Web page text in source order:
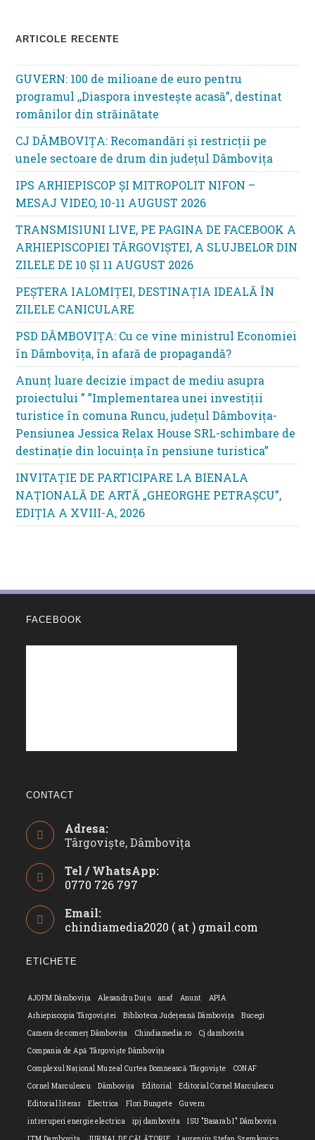
ARTICOLE RECENTE
GUVERN: 100 de milioane de euro pentru
programul ,,Diaspora investește acasă”, destinat
românilor din străinătate
CJ DÂMBOVIȚA: Recomandări și restricții pe
unele sectoare de drum din județul Dâmbovița
IPS ARHIEPISCOP ȘI MITROPOLIT NIFON –
MESAJ VIDEO, 10-11 AUGUST 2026
TRANSMISIUNI LIVE, PE PAGINA DE FACEBOOK A
ARHIEPISCOPIEI TÂRGOVIȘTEI, A SLUJBELOR DIN
ZILELE DE 10 ȘI 11 AUGUST 2026
PEȘTERA IALOMIȚEI, DESTINAȚIA IDEALĂ ÎN
ZILELE CANICULARE
PSD DÂMBOVIȚA: Cu ce vine ministrul Economiei
în Dâmbovița, în afară de propagandă?
Anunț luare decizie impact de mediu asupra
proiectului ” ”Implementarea unei investiții
turistice în comuna Runcu, județul Dâmbovița-
Pensiunea Jessica Relax House SRL-schimbare de
destinație din locuința în pensiune turistica”
INVITAȚIE DE PARTICIPARE LA BIENALA
NAȚIONALĂ DE ARTĂ „GHEORGHE PETRAȘCU”,
EDIŢIA A XVIII-A, 2026
FACEBOOK
CONTACT
Adresa:
Târgoviște, Dâmbovița
Tel / WhatsApp:
0770 726 797
in
your
Email:
chindiamedia2020 ( at ) gmail.com
ETICHETE
AJOFM Dâmbovița Alesandru Duțu anaf Anunt
APIA
Arhiepiscopia Târgoviștei
Biblioteca Județeană Dâmbovița
Bucegi
Camera de comerț Dâmbovița
Chindiamedia.ro
Cj dambovita
Compania de Apă Târgoviște Dâmbovița
Complexul Național Muzeal Curtea Domnească Târgoviște
CONAF
Cornel Marculescu
Dâmbovița Editorial
Editorial Cornel Marculescu
Editorial literar
Electrica Flori Bungete
Guvern
intreruperi energie electrica
ipj dambovita
ISU "Basarab I" Dâmbovița